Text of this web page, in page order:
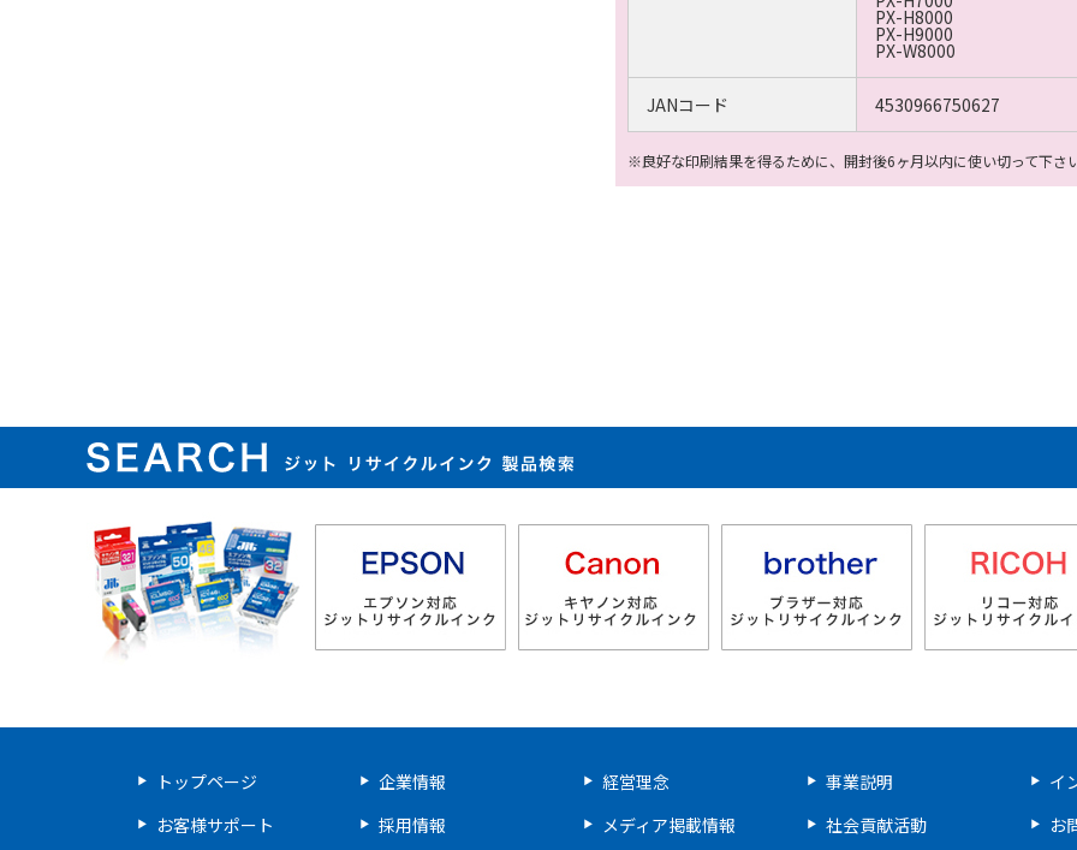
PX-H8000
PX-H9000
PX-W8000
JANコード 4530966750627
※良好な印刷結果を得るために、開封後6ヶ月以内に使い切って下さ
ジット リサイクルインク 製品検索
トップページ 企業情報 経営理念 事業説明
イ
お客様サポート
採用情報 メディア掲載情報 社会貢献活動 お